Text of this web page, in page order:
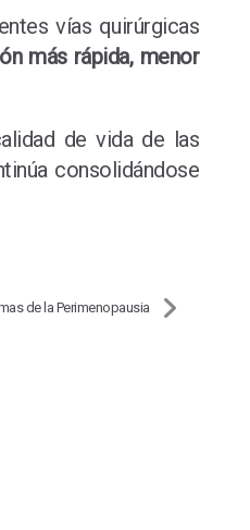
vías quirúrgicas
más rápida, menor
de vida de las
consolidándose
de la Perimenopausia